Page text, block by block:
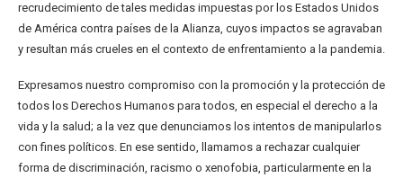
recrudecimiento de tales medidas impuestas por los Estados Unidos
de América contra países de la Alianza, cuyos impactos se agravaban
y resultan más crueles en el contexto de enfrentamiento a la pandemia.
Expresamos nuestro compromiso con la promoción y la protección de
todos los Derechos Humanos para todos, en especial el derecho a la
vida y la salud; a la vez que denunciamos los intentos de manipularlos
con fines políticos. En ese sentido, llamamos a rechazar cualquier
forma de discriminación, racismo o xenofobia, particularmente en la